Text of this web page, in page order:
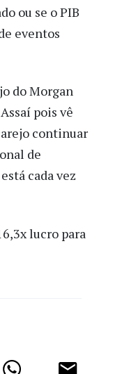
ou se o PIB
eventos
do Morgan
pois vê
continuar
de
cada vez
lucro para